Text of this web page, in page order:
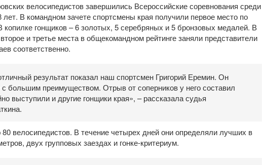
велосипедистов завершились Всероссийские соревнования среди
В командном зачете спортсмены края получили первое место по
копилке гонщиков – 6 золотых, 5 серебряных и 5 бронзовых медалей. В
и третье места в общекомандном рейтинге заняли представители
соответственно.
результат показал наш спортсмен Григорий Еремин. Он
большим преимуществом. Отрыв от соперников у него составил
выступили и другие гонщики края», – рассказала судья
велосипедистов. В течение четырех дней они определяли лучших в
двух групповых заездах и гонке-критериум.